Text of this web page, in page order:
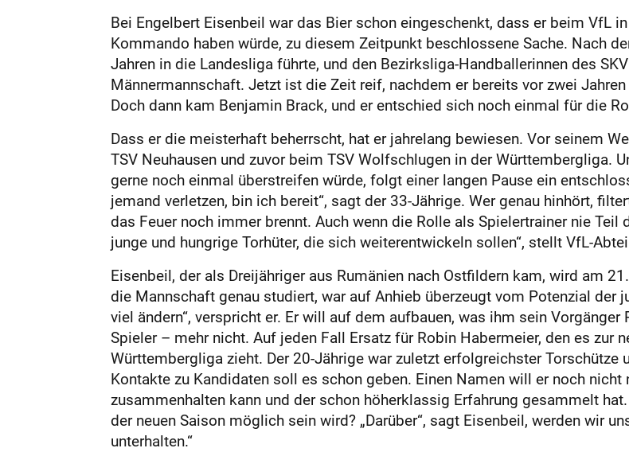
Bei Engelbert Eisenbeil war das Bier schon eingeschenkt, dass er beim VfL
Kommando haben würde, zu diesem Zeitpunkt beschlossene Sache. Nach
Jahren in die Landesliga führte, und den Bezirksliga-Handballerinnen des
Männermannschaft. Jetzt ist die Zeit reif, nachdem er bereits vor zwei
Doch dann kam Benjamin Brack, und er entschied sich noch einmal für die
Dass er die meisterhaft beherrscht, hat er jahrelang bewiesen. Vor seinem
TSV Neuhausen und zuvor beim TSV Wolfschlugen in der Württembergliga.
gerne noch einmal überstreifen würde, folgt einer langen Pause ein
jemand verletzen, bin ich bereit“, sagt der 33-Jährige. Wer genau hinhört,
das Feuer noch immer brennt. Auch wenn die Rolle als Spielertrainer nie Teil
junge und hungrige Torhüter, die sich weiterentwickeln sollen“, stellt VfL-
Eisenbeil, der als Dreijähriger aus Rumänien nach Ostfildern kam, wird am
die Mannschaft genau studiert, war auf Anhieb überzeugt vom Potenzial der
viel ändern“, verspricht er. Er will auf dem aufbauen, was ihm sein
Spieler – mehr nicht. Auf jeden Fall Ersatz für Robin Habermeier, den es zur
Württembergliga zieht. Der 20-Jährige war zuletzt erfolgreichster Torschütze
Kontakte zu Kandidaten soll es schon geben. Einen Namen will er noch nicht
zusammenhalten kann und der schon höherklassig Erfahrung gesammelt
der neuen Saison möglich sein wird? „Darüber“, sagt Eisenbeil, werden wir
unterhalten.“